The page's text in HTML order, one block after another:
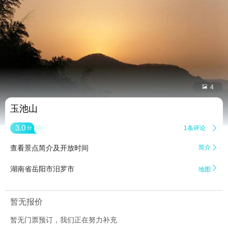
 4
玉池山
3.0 分 1条评论 
查看景点简介及开放时间 简介 
湖南省岳阳市汨罗市 地图 
暂无报价
暂无门票预订，我们正在努力补充
